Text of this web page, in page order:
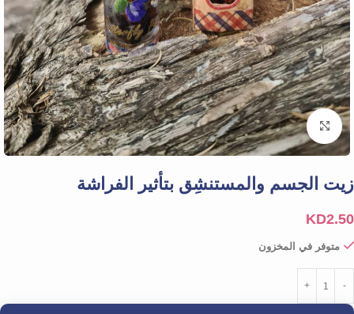
Click to enlarge
زيت الجسم والمستنشِق بتأثير الفراشة
KD2.50
متوفر في المخزون